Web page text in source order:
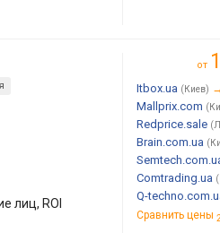
лиц, ROI
от
Itbox.ua (Киев)
Mallprix.com
Redprice.sale
Brain.com.ua
Comtrading.ua
Q-
Сравнить цены